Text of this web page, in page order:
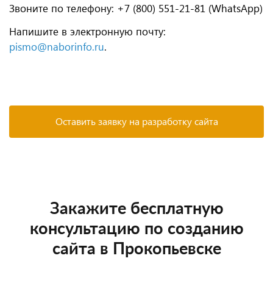
Звоните по телефону: +7 (800) 551-21-81 (WhatsApp)
Напишите в электронную почту:
pismo@naborinfo.ru.
Оставить заявку на разработку сайта
Закажите бесплатную
консультацию по созданию
сайта в Прокопьевске